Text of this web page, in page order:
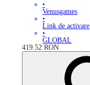
•
Venusgames
•
Link de activare
•
GLOBAL
419.52 RON